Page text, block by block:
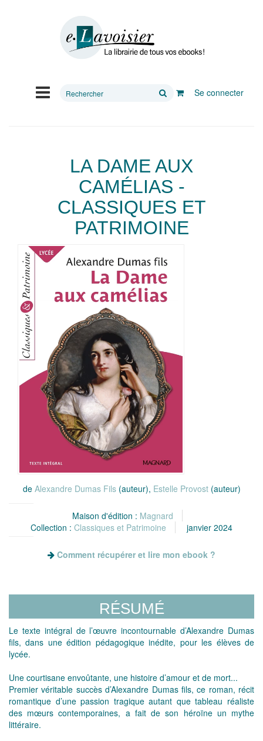
Rechercher
Se connecter
LA DAME AUX
CAMÉLIAS -
CLASSIQUES ET
PATRIMOINE
de Alexandre Dumas Fils(auteur), Estelle Provost(auteur)
Maison d'édition : Magnard
Collection : Classiques et Patrimoine janvier 2024
Comment récupérer et lire mon ebook ?
RÉSUMÉ
Le texte intégral de l’œuvre incontournable d’Alexandre Dumas
fils, dans une édition pédagogique inédite, pour les élèves de
lycée.
Une courtisane envoûtante, une histoire d’amour et de mort...
Premier véritable succès d’Alexandre Dumas fils, ce roman, récit
romantique d’une passion tragique autant que tableau réaliste
des mœurs contemporaines, a fait de son héroïne un mythe
littéraire.